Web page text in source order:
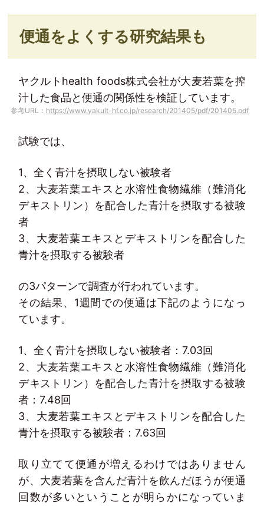
便通をよくする研究結果も
ヤクルトhealth foods株式会社が大麦若葉を搾
汁した食品と便通の関係性を検証しています。
参考URL： https://www.yakult-hf.co.jp/research/201405/pdf/201405.pdf
試験では、
1、全く青汁を摂取しない被験者
2、大麦若葉エキスと水溶性食物繊維（難消化
デキストリン）を配合した青汁を摂取する被験
者
3、大麦若葉エキスとデキストリンを配合した
青汁を摂取する被験者
の3パターンで調査が行われています。
その結果、1週間での便通は下記のようになっ
ています。
1、全く青汁を摂取しない被験者：7.03回
2、大麦若葉エキスと水溶性食物繊維（難消化
デキストリン）を配合した青汁を摂取する被験
者：7.48回
3、大麦若葉エキスとデキストリンを配合した
青汁を摂取する被験者：7.63回
取り立てて便通が増えるわけではありません
が、大麦若葉を含んだ青汁を飲んだほうが便通
回数が多いということが明らかになっていま